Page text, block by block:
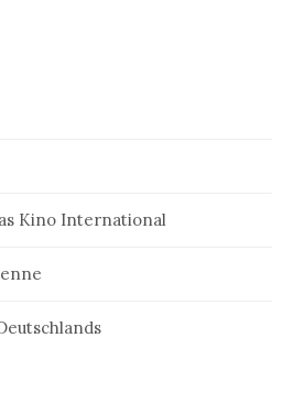
Kino International